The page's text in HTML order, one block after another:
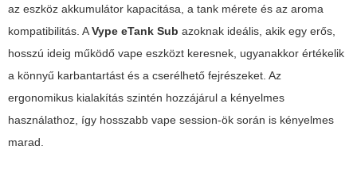
az eszköz akkumulátor kapacitása, a tank mérete és az aroma
kompatibilitás. AVype eTank Sub azoknak ideális, akik egy erős,
hosszú ideig működő vape eszközt keresnek, ugyanakkor értékelik
a könnyű karbantartást és a cserélhető fejrészeket. Az
ergonomikus kialakítás szintén hozzájárul a kényelmes
használathoz, így hosszabb vape session-ök során is kényelmes
marad.